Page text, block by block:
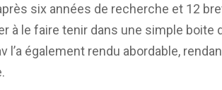
six années de recherche et 12
à le faire tenir dans une simple boite
l’a également rendu abordable,